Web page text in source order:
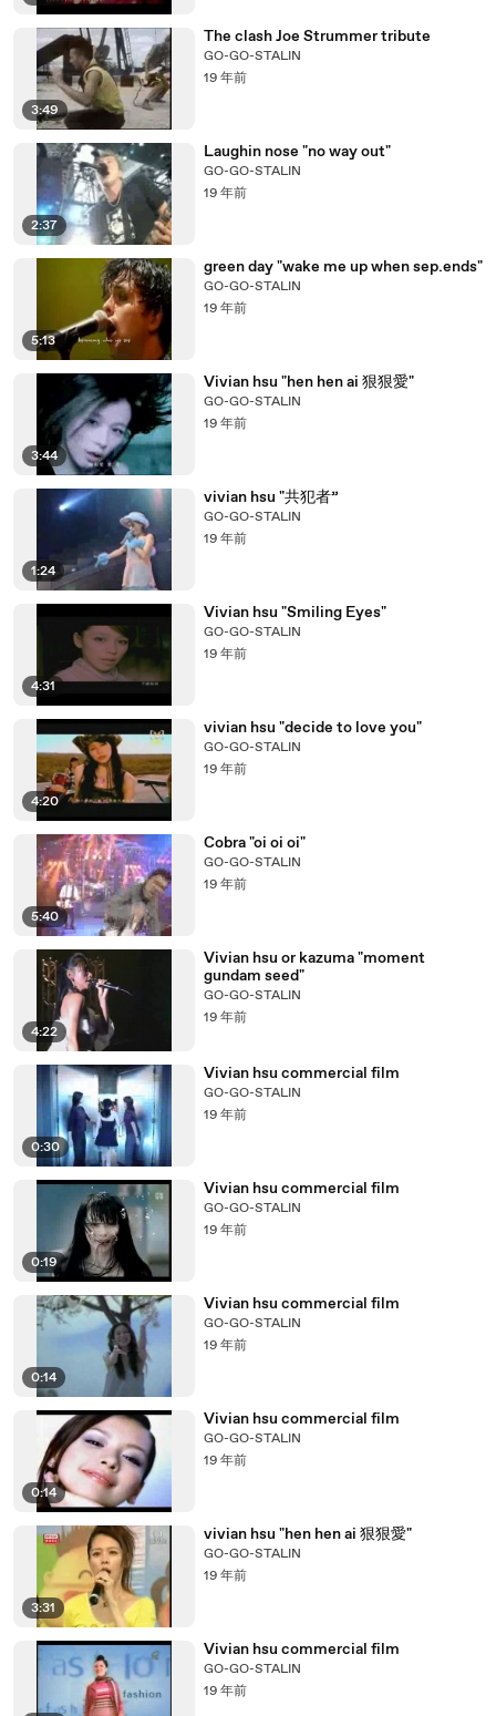
3:49
The clash Joe Strummer tribute
GO-GO-STALIN
19 年前
2:37
Laughin nose "no way out"
GO-GO-STALIN
19 年前
5:13
green day "wake me up when sep.ends"
GO-GO-STALIN
19 年前
3:44
Vivian hsu "hen hen ai 狠狠愛"
GO-GO-STALIN
19 年前
1:24
vivian hsu "共犯者”
GO-GO-STALIN
19 年前
4:31
Vivian hsu "Smiling Eyes"
GO-GO-STALIN
19 年前
4:20
vivian hsu "decide to love you"
GO-GO-STALIN
19 年前
5:40
Cobra "oi oi oi"
GO-GO-STALIN
19 年前
4:22
Vivian hsu or kazuma "moment
gundam seed"
GO-GO-STALIN
19 年前
0:30
Vivian hsu commercial film
GO-GO-STALIN
19 年前
0:19
Vivian hsu commercial film
GO-GO-STALIN
19 年前
0:14
Vivian hsu commercial film
GO-GO-STALIN
19 年前
0:14
Vivian hsu commercial film
GO-GO-STALIN
19 年前
3:31
vivian hsu "hen hen ai 狠狠愛"
GO-GO-STALIN
19 年前
Vivian hsu commercial film
GO-GO-STALIN
19 年前